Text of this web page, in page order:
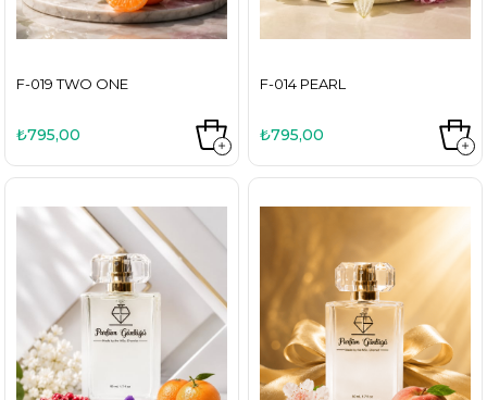
F-019 TWO ONE
₺795,00
F-014 PEARL
₺795,00